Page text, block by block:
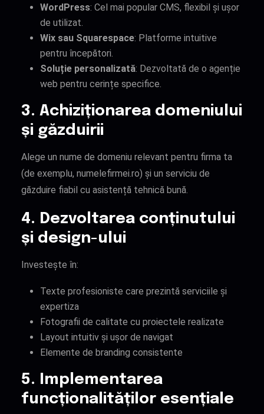
WordPress: Cel mai popular CMS, flexibil și ușor
de utilizat.
Wix sau Squarespace: Platforme intuitive
pentru începători.
Soluție personalizată: Dezvoltată de o agenție
web pentru cerințe specifice.
3. Achiziționarea domeniului
și găzduirii
Alege un nume de domeniu relevant pentru firma ta
(de exemplu, numelefirmei.ro) și un serviciu de
găzduire fiabil cu asistență tehnică bună.
4. Dezvoltarea conținutului
și design-ului
Investește în:
Texte profesioniste care prezintă serviciile și
expertiza
Fotografii de calitate cu proiectele realizate
Layout intuitiv și ușor de navigat
Elemente de branding consistente
5. Implementarea
funcționalităților esențiale